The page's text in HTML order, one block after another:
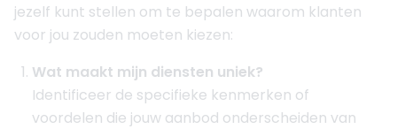
jezelf kunt stellen om te bepalen waarom klanten
voor jou zouden moeten kiezen:
Wat maakt mijn diensten uniek?
Identificeer de specifieke kenmerken of
voordelen die jouw aanbod onderscheiden van